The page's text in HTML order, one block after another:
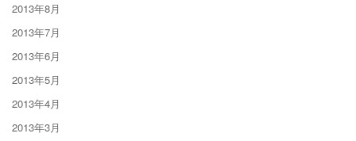
2013年8月
2013年7月
2013年6月
2013年5月
2013年4月
2013年3月